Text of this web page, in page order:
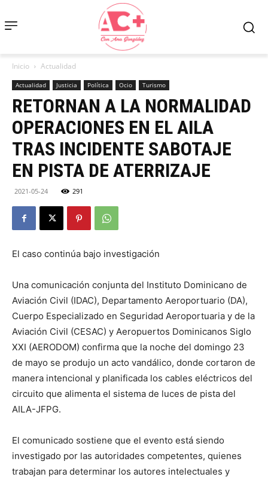
Inicio Actualidad
Actualidad Justicia Política Ocio Turismo
RETORNAN A LA NORMALIDAD
OPERACIONES EN EL AILA
TRAS INCIDENTE SABOTAJE
EN PISTA DE ATERRIZAJE
2021-05-24 291
El caso continúa bajo investigación
Una comunicación conjunta del Instituto Dominicano de
Aviación Civil (IDAC), Departamento Aeroportuario (DA),
Cuerpo Especializado en Seguridad Aeroportuaria y de la
Aviación Civil (CESAC) y Aeropuertos Dominicanos Siglo
XXI (AERODOM) confirma que la noche del domingo 23
de mayo se produjo un acto vandálico, donde cortaron de
manera intencional y planificada los cables eléctricos del
circuito que alimenta el sistema de luces de pista del
AILA-JFPG.
El comunicado sostiene que el evento está siendo
investigado por las autoridades competentes, quienes
trabajan para determinar los autores intelectuales y